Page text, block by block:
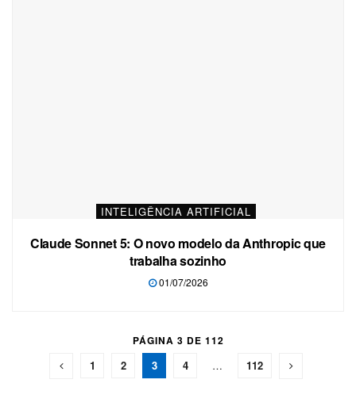
INTELIGÊNCIA ARTIFICIAL
Claude Sonnet 5: O novo modelo da Anthropic que
trabalha sozinho
01/07/2026
PÁGINA 3 DE 112
1 2 3 4 … 112